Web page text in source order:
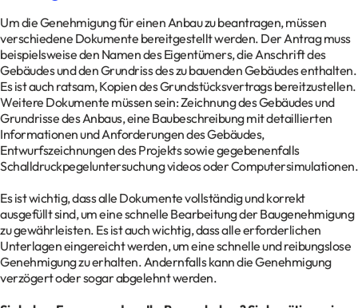
Um die Genehmigung für einen Anbau zu beantragen, müssen
verschiedene Dokumente bereitgestellt werden. Der Antrag muss
beispielsweise den Namen des Eigentümers, die Anschrift des
Gebäudes und den Grundriss des zu bauenden Gebäudes enthalten.
Es ist auch ratsam, Kopien des Grundstücksvertrags bereitzustellen.
Weitere Dokumente müssen sein: Zeichnung des Gebäudes und
Grundrisse des Anbaus, eine Baubeschreibung mit detaillierten
Informationen und Anforderungen des Gebäudes,
Entwurfszeichnungen des Projekts sowie gegebenenfalls
Schalldruckpegeluntersuchung videos oder Computersimulationen.
Es ist wichtig, dass alle Dokumente vollständig und korrekt
ausgefüllt sind, um eine schnelle Bearbeitung der Baugenehmigung
zu gewährleisten. Es ist auch wichtig, dass alle erforderlichen
Unterlagen eingereicht werden, um eine schnelle und reibungslose
Genehmigung zu erhalten. Andernfalls kann die Genehmigung
verzögert oder sogar abgelehnt werden.